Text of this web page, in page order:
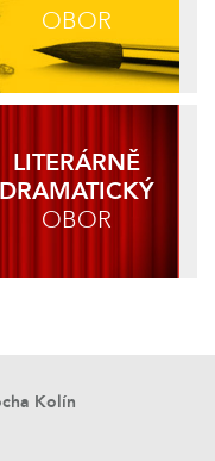
OBOR
LITERÁRNĚ
DRAMATICKÝ
OBOR
Kolín